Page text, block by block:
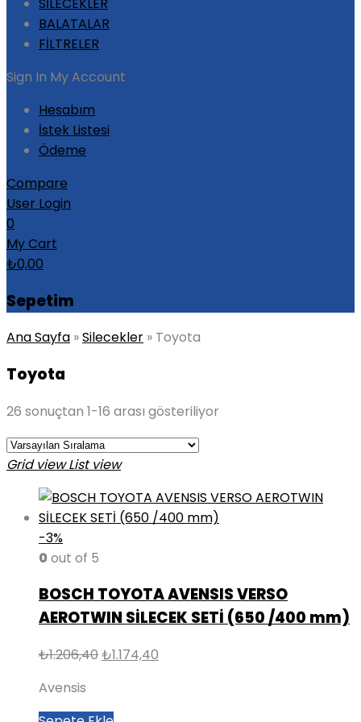
BALATALAR
FİLTRELER
Sign In My Account
Hesabım
İstek Listesi
Ödeme
Compare
User Login
0
My Cart
₺0,00
Sepetim
Ana Sayfa »Silecekler » Toyota
Toyota
26 sonuçtan 1-16 arası gösteriliyor
Grid view List view
-3%
0 out of 5
BOSCH TOYOTA AVENSIS VERSO
AEROTWIN SİLECEK SETİ (650 /400 mm)
₺1.206,40Orijinal
₺1.174,40
Avensis